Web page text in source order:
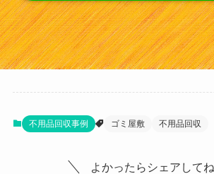
不用品回収事例 ゴミ屋敷 不用品回収
よかったらシェアしてね